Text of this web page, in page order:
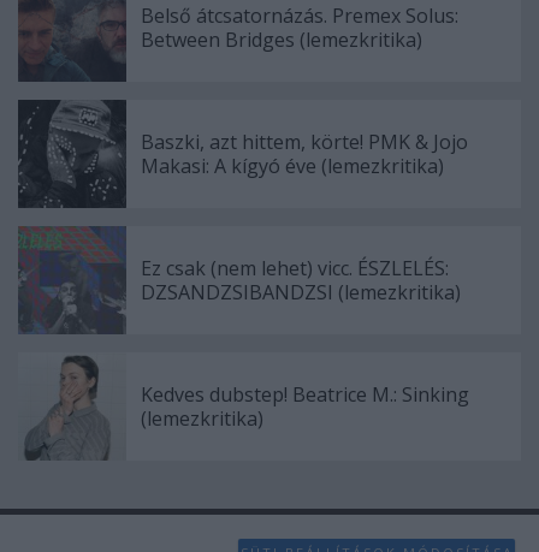
Belső átcsatornázás. Premex Solus:
Between Bridges (lemezkritika)
Baszki, azt hittem, körte! PMK & Jojo
Makasi: A kígyó éve (lemezkritika)
Ez csak (nem lehet) vicc. ÉSZLELÉS:
DZSANDZSIBANDZSI (lemezkritika)
Kedves dubstep! Beatrice M.: Sinking
(lemezkritika)